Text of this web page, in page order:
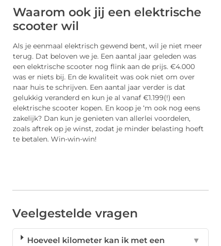
Waarom ook jij een elektrische
scooter wil
Als je eenmaal elektrisch gewend bent, wil je niet meer
terug. Dat beloven we je. Een aantal jaar geleden was
een elektrische scooter nog flink aan de prijs. €4.000
was er niets bij. En de kwaliteit was ook niet om over
naar huis te schrijven. Een aantal jaar verder is dat
gelukkig veranderd en kun je al vanaf €1.199(!) een
elektrische scooter kopen. En koop je ‘m ook nog eens
zakelijk? Dan kun je genieten van allerlei voordelen,
zoals aftrek op je winst, zodat je minder belasting hoeft
te betalen. Win-win-win!
Veelgestelde vragen
Hoeveel kilometer kan ik met een
▼